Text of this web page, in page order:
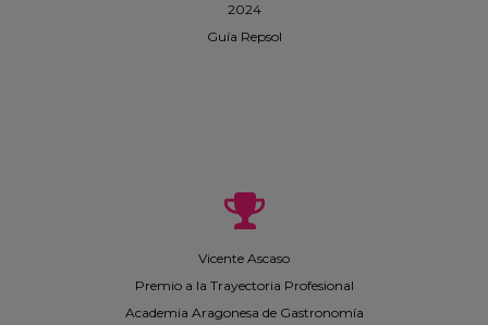
2024
Guía Repsol
Vicente Ascaso
Premio a la Trayectoria Profesional
Academia Aragonesa de Gastronomía